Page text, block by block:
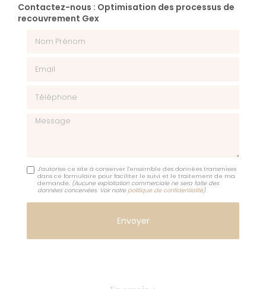
Contactez-nous : Optimisation des processus de
recouvrement Gex
Message
J'autorise ce site à conserver l'ensemble des données transmises
dans ce formulaire pour faciliter le suivi et le traitement de ma
demande. (Aucune exploitation commerciale ne sera faite des
données concervées. Voir notre politique de confidentialité)